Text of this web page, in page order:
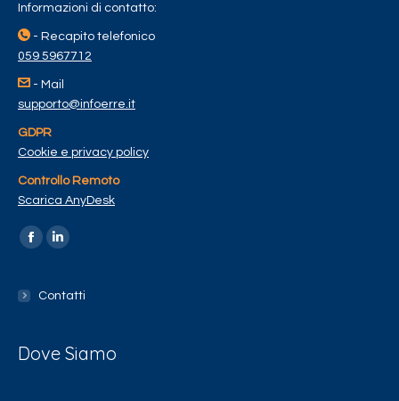
Informazioni di contatto:
- Recapito telefonico
059 5967712
- Mail
supporto@infoerre.it
GDPR
Cookie e privacy policy
Controllo Remoto
Scarica AnyDesk
Find us on:
Contatti
Dove Siamo